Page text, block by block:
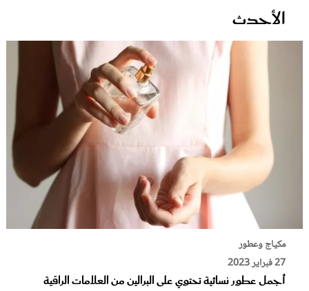
الأحدث
مكياج وعطور
27 فبراير 2023
أجمل عطور نسائية تحتوي على البرالين من العلامات الراقية
غلاف رفمي